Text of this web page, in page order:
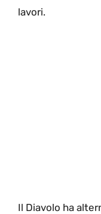
lavori.
Il Diavolo ha